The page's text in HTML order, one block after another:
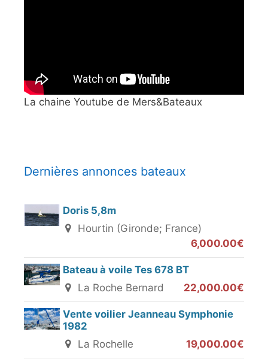
La chaine Youtube de Mers&Bateaux
Dernières annonces bateaux
Doris 5,8m
Hourtin (Gironde; France)
6,000.00€
Bateau à voile Tes 678 BT
La Roche Bernard
22,000.00€
Vente voilier Jeanneau Symphonie
1982
La Rochelle
19,000.00€